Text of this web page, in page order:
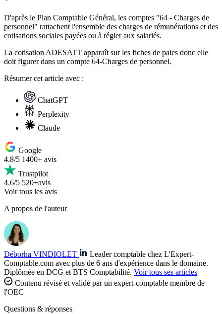
D'après le Plan Comptable Général, les comptes "64 - Charges de
personnel" rattachent l'ensemble des charges de rémunérations et des
cotisations sociales payées ou à régler aux salariés.
La cotisation ADESATT apparaît sur les fiches de paies donc elle
doit figurer dans un compte 64-Charges de personnel.
Résumercet article avec :
ChatGPT
Perplexity
Claude
Google
4.8/5 1400+ avis
Trustpilot
4.6/5 520+avis
Voir tous les avis
A propos de l'auteur
Déborha VINDIOLET
Leader comptable chez L'Expert-
Comptable.com avec plus de 6 ans d'expérience dans le domaine.
Diplômée en DCG et BTS Comptabilité. Voir tous ses articles
Contenu révisé et validé par un expert-comptable membre de
l'OEC
Questions & réponses